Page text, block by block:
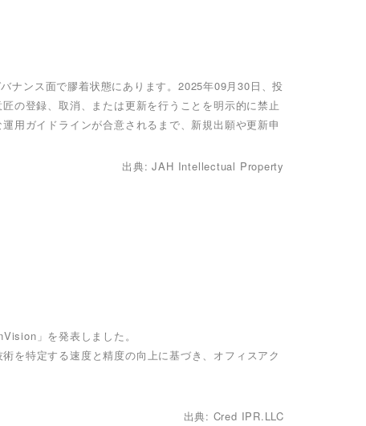
ナンス面で膠着状態にあります。2025年09月30日、投
の登録、取消、または更新を行うことを明示的に禁止
用ガイドラインが合意されるまで、新規出願や更新申
出典: JAH Intellectual Property
」を発表しました。
を特定する速度と精度の向上に基づき、オフィスアク
出典: Cred IPR.LLC